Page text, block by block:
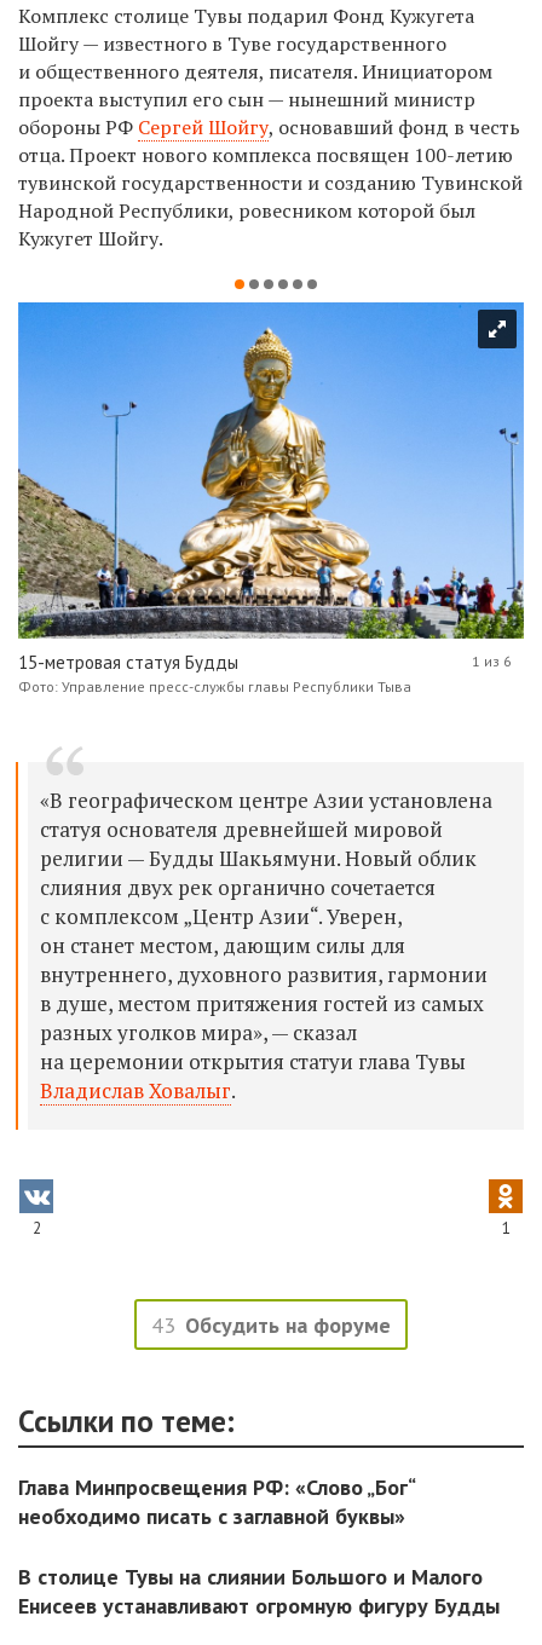
Комплекс столице Тувы подарил Фонд Кужугета
Шойгу — известного в Туве государственного
и общественного деятеля, писателя.Инициатором
проекта выступил его сын — нынешний министр
обороны РФ Сергей Шойгу, основавший фонд в честь
отца.Проект нового комплекса посвящен 100-летию
тувинской государственности и созданию Тувинской
Народной Республики, ровесником которой был
Кужугет Шойгу.
15-метровая статуя Будды
Фото: Управление пресс-службы главы Республики Тыва
1 из 6
«В географическом центре Азии установлена
статуя основателя древнейшей мировой
религии — Будды Шакьямуни. Новый облик
слияния двух рек органично сочетается
с комплексом „Центр Азии“. Уверен,
он станет местом, дающим силы для
внутреннего, духовного развития, гармонии
в душе, местом притяжения гостей из самых
разных уголков мира», — сказал
на церемонии открытия статуи глава Тувы
Владислав Ховалыг.
2 1
43 Обсудить на форуме
Ссылки по теме:
Глава Минпросвещения РФ: «Слово „Бог“
необходимо писать с заглавной буквы»
В столице Тувы на слиянии Большого и Малого
Енисеев устанавливают огромную фигуру Будды